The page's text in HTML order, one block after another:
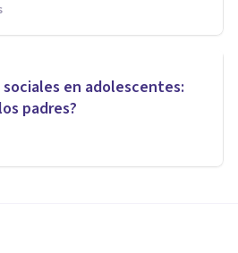
en adolescentes:
padres?